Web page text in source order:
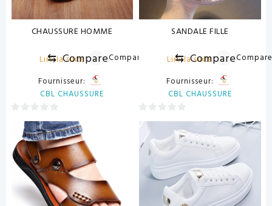
CHAUSSURE HOMME
Lire la suite
⇆ CompareCompare
Fournisseur:
CBL CHAUSSURE
sur
5
SANDALE FILLE
Lire la suite
⇆ Compare
Fournisseur:
CBL CHAUSSURE
sur
5